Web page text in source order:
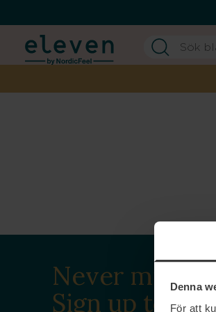
Denna
För att
Never miss a
Sign up to our